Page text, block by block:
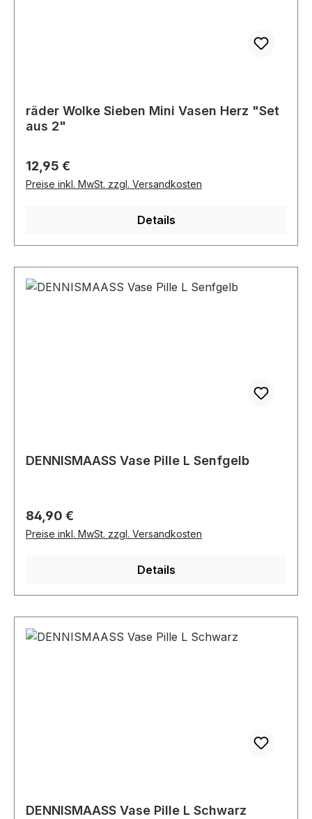
räder Wolke Sieben Mini Vasen Herz "Set
aus 2"
Regulärer Preis:
12,95 €
Preise inkl. MwSt. zzgl. Versandkosten
Details
DENNISMAASS Vase Pille L Senfgelb
Regulärer Preis:
84,90 €
Preise inkl. MwSt. zzgl. Versandkosten
Details
DENNISMAASS Vase Pille L Schwarz